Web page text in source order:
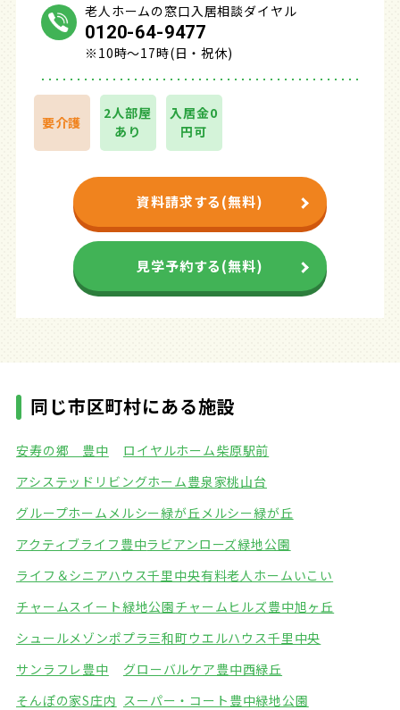
老人ホームの窓口入居相談ダイヤル
0120-64-9477
※10時～17時(日・祝休)
要介護
2人部屋
あり
入居金0
円可
資料請求する(無料)
見学予約する(無料)
同じ市区町村にある施設
安寿の郷 豊中
ロイヤルホーム柴原駅前
アシステッドリビングホーム豊泉家桃山台
グループホームメルシー緑が丘 メルシー緑が丘
アクティブライフ豊中ラビアンローズ緑地公園
ライフ＆シニアハウス千里中央有料老人ホームいこい
チャームスイート緑地公園チャームヒルズ豊中旭ヶ丘
シュールメゾンポプラ三和町 ウエルハウス千里中央
サンラフレ豊中
グローバルケア豊中西緑丘
そんぽの家S庄内 スーパー・コート豊中緑地公園